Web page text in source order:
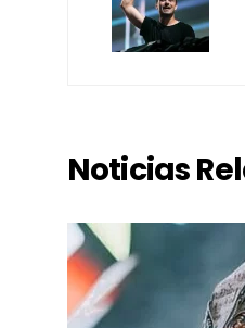
Noticias